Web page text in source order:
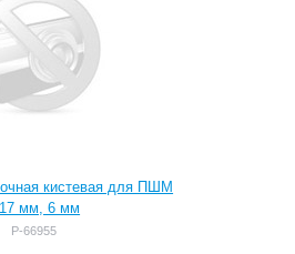
кистевая для ПШМ
17 мм, 6 мм
P-66955